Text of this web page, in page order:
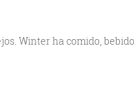
Winter ha comido,